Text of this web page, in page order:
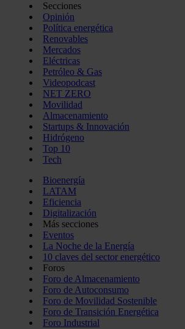
Secciones
Opinión
Política energética
Renovables
Mercados
Eléctricas
Petróleo & Gas
Videopodcast
NET ZERO
Movilidad
Almacenamiento
Startups & Innovación
Hidrógeno
Top 10
Tech
Bioenergía
LATAM
Eficiencia
Digitalización
Más secciones
Eventos
La Noche de la Energía
10 claves del sector energético
Foros
Foro de Almacenamiento
Foro de Autoconsumo
Foro de Movilidad Sostenible
Foro de Transición Energética
Foro Industrial